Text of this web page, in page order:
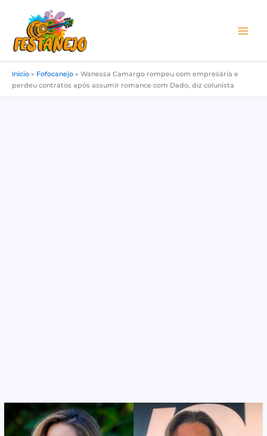
conteúdo
Início » Fofocanejo » Wanessa Camargo rompeu com empresária e
perdeu contratos após assumir romance com Dado, diz colunista